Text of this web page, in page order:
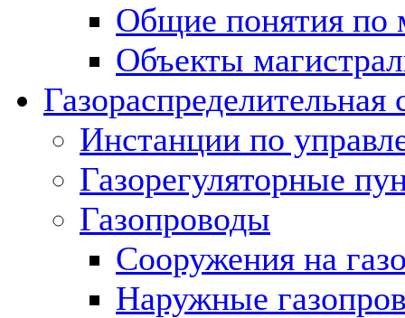
Общие понятия по
Объекты
Газораспределительная
Инстанции по
Газорегуляторные
Газопроводы
Сооружения на
Наружные